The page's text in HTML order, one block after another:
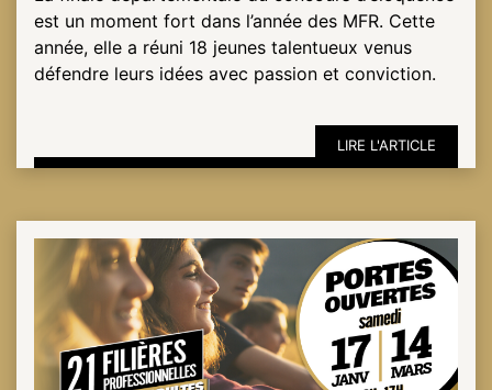
ESPACE
est un moment fort dans l’année des MFR. Cette
année, elle a réuni 18 jeunes talentueux venus
défendre leurs idées avec passion et conviction.
LIRE L'ARTICLE